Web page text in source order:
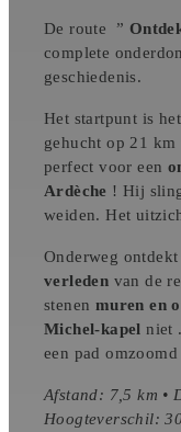
De route ”
complete
geschiedenis.
Het startpunt is
gehucht op 21 km
perfect voor een
Ardèche ! Hij
weiden. Het
Onderweg
verleden van de
stenen muren en
Michel-kapel niet
een pad omzoomd
Afstand: 7,5 km •
Hoogteverschil: